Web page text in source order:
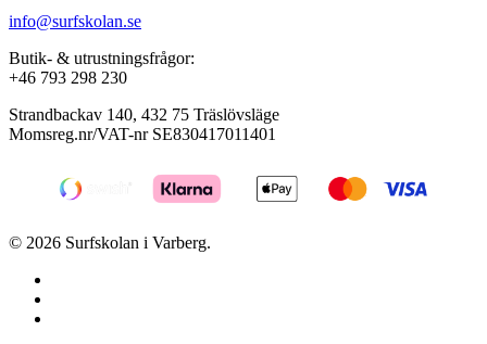
info@surfskolan.se
Butik- & utrustningsfrågor:
+46 793 298 230
Strandbackav 140, 432 75 Träslövsläge
Momsreg.nr/VAT-nr SE830417011401
© 2026 Surfskolan i Varberg.